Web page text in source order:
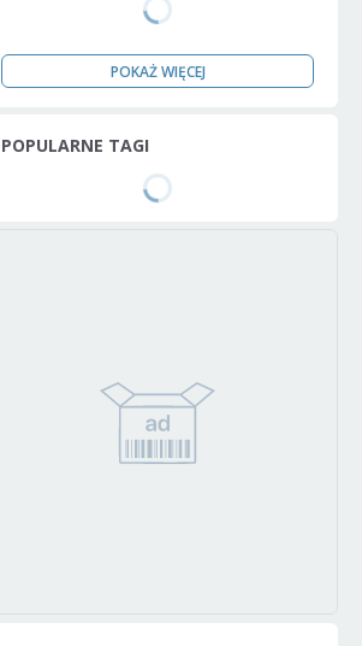
POKAŻ WIĘCEJ
POPULARNE TAGI